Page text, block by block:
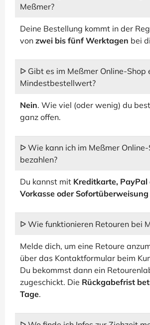
Meßmer?
Deine Bestellung kommt in der
von zwei bis fünf Werktagen bei
ᐅ Gibt es im Meßmer Online-Shop
Mindestbestellwert?
Nein. Wie viel (oder wenig) du
ganz offen.
ᐅ Wie kann ich im Meßmer Online-
bezahlen?
Du kannst mit Kreditkarte, PayPal
Vorkasse oder Sofortüberweisung
ᐅ Wie funktionieren Retouren bei
Melde dich, um eine Retoure
über das Kontaktformular beim
Du bekommst dann ein
zugeschickt. Die Rückgabefrist
Tage.